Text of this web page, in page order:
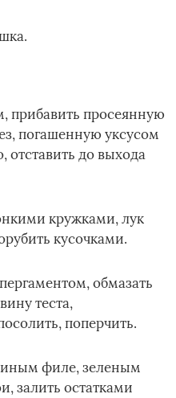
прибавить просеянную
погашенную уксусом
отставить до выхода
кружками, лук
кусочками.
обмазать
теста,
поперчить.
филе, зеленым
залить остатками